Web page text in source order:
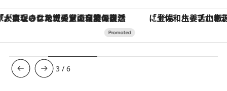
「土佐和ハーブかき氷」がOMO7高知に登場！生姜、山椒、大葉など目にも舌にも涼を呼ぶ郷土の味 【夏限定ディナーコース】旬を
3 /6